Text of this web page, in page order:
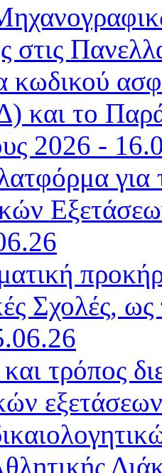
στις
κωδικού
και το
2026 -
Σχολές,
τρόπος